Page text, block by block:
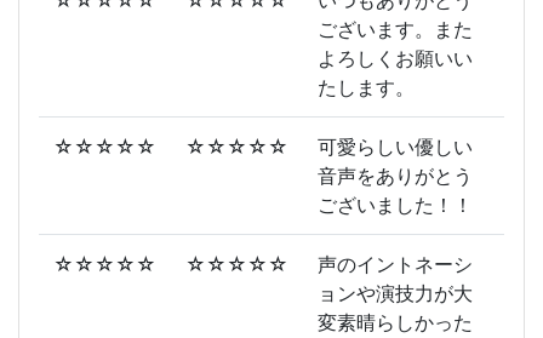
ございます。また
よろしくお願いい
たします。
☆☆☆☆☆ ☆☆☆☆☆
可愛らしい優しい
音声をありがとう
ございました！！
☆☆☆☆☆ ☆☆☆☆☆
声のイントネーシ
ョンや演技力が大
変素晴らしかった